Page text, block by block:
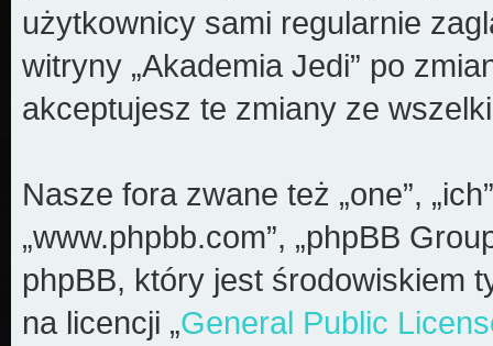
użytkownicy sami regularnie
witryny „Akademia Jedi” po
akceptujesz te zmiany ze
Nasze fora zwane też „one”,
„www.phpbb.com”, „phpBB
phpBB, który jest środowiskiem
na licencji „General Public